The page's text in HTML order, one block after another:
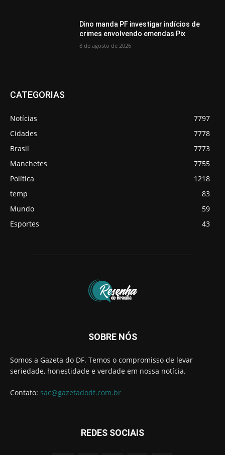
Dino manda PF investigar indícios de
crimes envolvendo emendas Pix
8 de agosto de 2026
CATEGORIAS
Notícias
7797
Cidades
7778
Brasil
7773
Manchetes
7755
Política
1218
temp
83
Mundo
59
Esportes
43
SOBRE NÓS
Somos a Gazeta do DF. Temos o compromisso de levar
seriedade, honestidade e verdade em nossa notícia.
Contato: sac@gazetadodf.com.br
REDES SOCIAIS